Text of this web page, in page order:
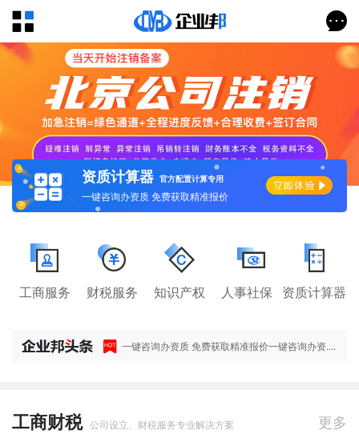
资质计算器 官方配置计算专用
一键咨询办资质 免费获取精准报价
工商服务 财税服务 知识产权 人事社保 资质计算器
一键咨询办资质 免费获取精准报价一键咨询办资....
工商财税 公司设立、财税服务专业解决方案 更多